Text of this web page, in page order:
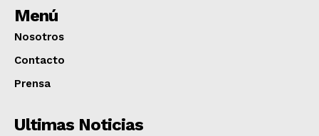
Menú
Nosotros
Contacto
Prensa
Ultimas Noticias